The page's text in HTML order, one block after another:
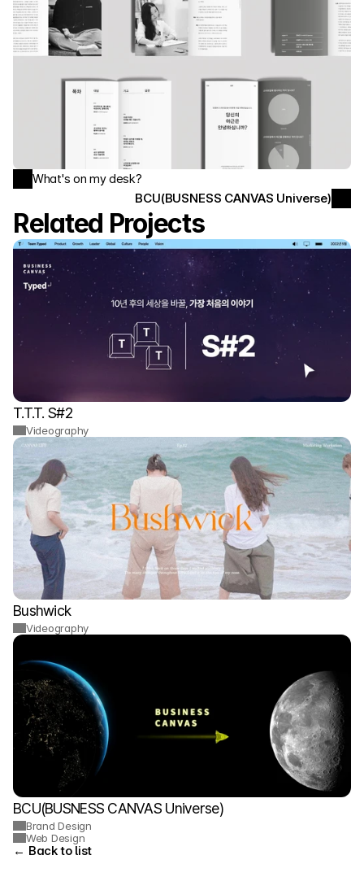
What's on my desk?
BCU(BUSNESS CANVAS Universe)
Related Projects
T.T.T. S#2
Videography
Bushwick
Videography
BCU(BUSNESS CANVAS Universe)
Brand Design
Web Design
← Back to list